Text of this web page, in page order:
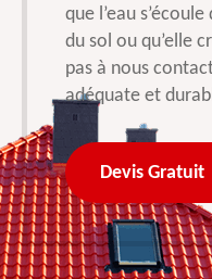
que l’eau
du sol ou qu’elle
pas à nous
adéquate et
Devis Gratuit